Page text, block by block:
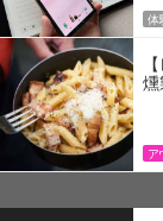
体
燻
ア